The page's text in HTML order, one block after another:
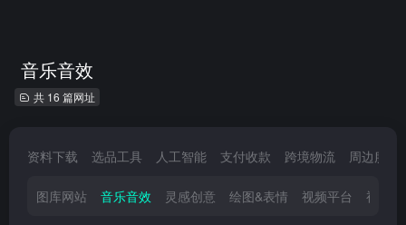
音乐音效
共 16 篇网址
资料下载 选品工具 人工智能 支付收款 跨境物流 周边服务
图库网站 音乐音效 灵感创意 绘图&表情 视频平台 视频